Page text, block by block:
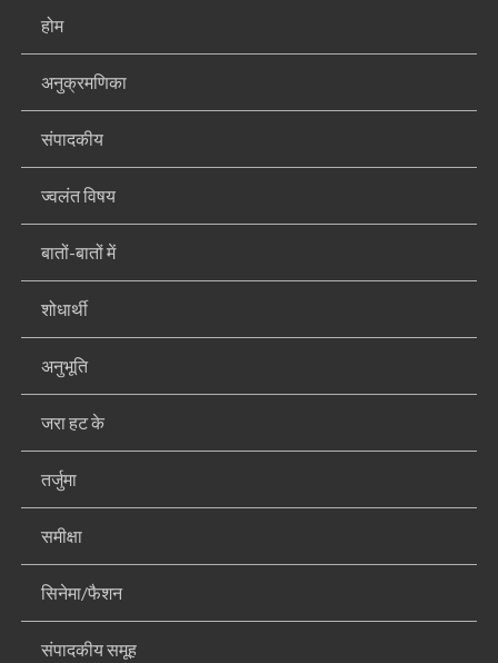
होम
अनुक्रमणिका
संपादकीय
ज्वलंत विषय
बातों-बातों में
शोधार्थी
अनुभूति
जरा हट के
तर्जुमा
समीक्षा
सिनेमा/फैशन
संपादकीय समूह